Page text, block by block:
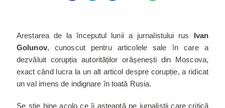
Arestarea de la începutul lunii a jurnalistului rus Ivan
Golunov, cunoscut pentru articolele sale în care a
dezvăluit corupția autorităților orășenești din Moscova,
exact când lucra la un alt articol despre corupție, a ridicat
un val imens de indignare în toată Rusia.
Se știe bine acolo ce îi așteaptă pe jurnaliștii care critică